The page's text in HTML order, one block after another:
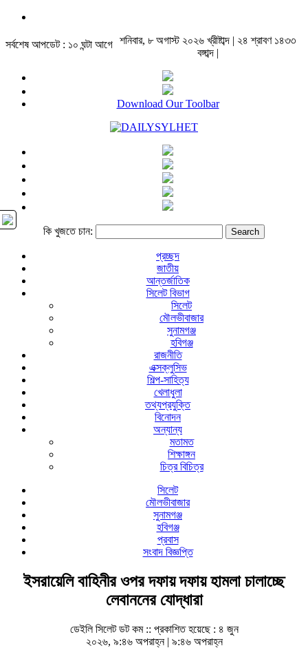
সর্বশেষ আপডেট : ১০ ঘন্টা আগে শনিবার, ৮ অগাস্ট ২০২৬ খ্রীষ্টাব্দ | ২৪ শ্রাবণ ১৪৩৩
বঙ্গাব্দ |
Download Our Toolbar
কি খুজতে চান:
প্রচ্ছদ
জাতীয়
আন্তর্জাতিক
সিলেট বিভাগ
সিলেট
মৌলভীবাজার
সুনামগঞ্জ
হবিগঞ্জ
রাজনীতি
এক্সক্লুসিভ
শিল্প-সাহিত্য
খেলাধুলা
তথ্যপ্রযুক্তি
বিনোদন
অন্যান্য
মতামত
শিক্ষাঙ্গন
চিত্র বিচিত্র
সিলেট
মৌলভীবাজার
সুনামগঞ্জ
হবিগঞ্জ
প্রবাস
সংবাদ বিজ্ঞপ্তি
ইসরায়েলি বাহিনীর ওপর দফায় দফায় হামলা চালাচ্ছে
লেবাননের যোদ্ধারা
ডেইলি সিলেট ডট কম :: প্রকাশিত হয়েছে : ৪ জুন
২০২৬, ৯:৪৬ অপরাহ্ন | ৯:৪৬ অপরাহ্ন